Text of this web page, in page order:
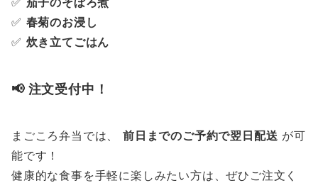
✅ 春菊のお浸し
✅ 炊き立てごはん
📢 注文受付中！
まごころ弁当では、 前日までのご予約で翌日配送 が可
能です！
健康的な食事を手軽に楽しみたい方は、ぜひご注文く